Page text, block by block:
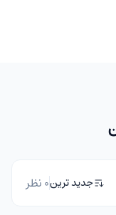
جدید ترین0 نظر